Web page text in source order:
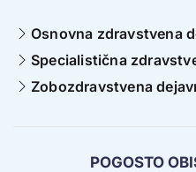
Osnovna zdravstvena
Specialistična
Zobozdravstvena
POGOSTO